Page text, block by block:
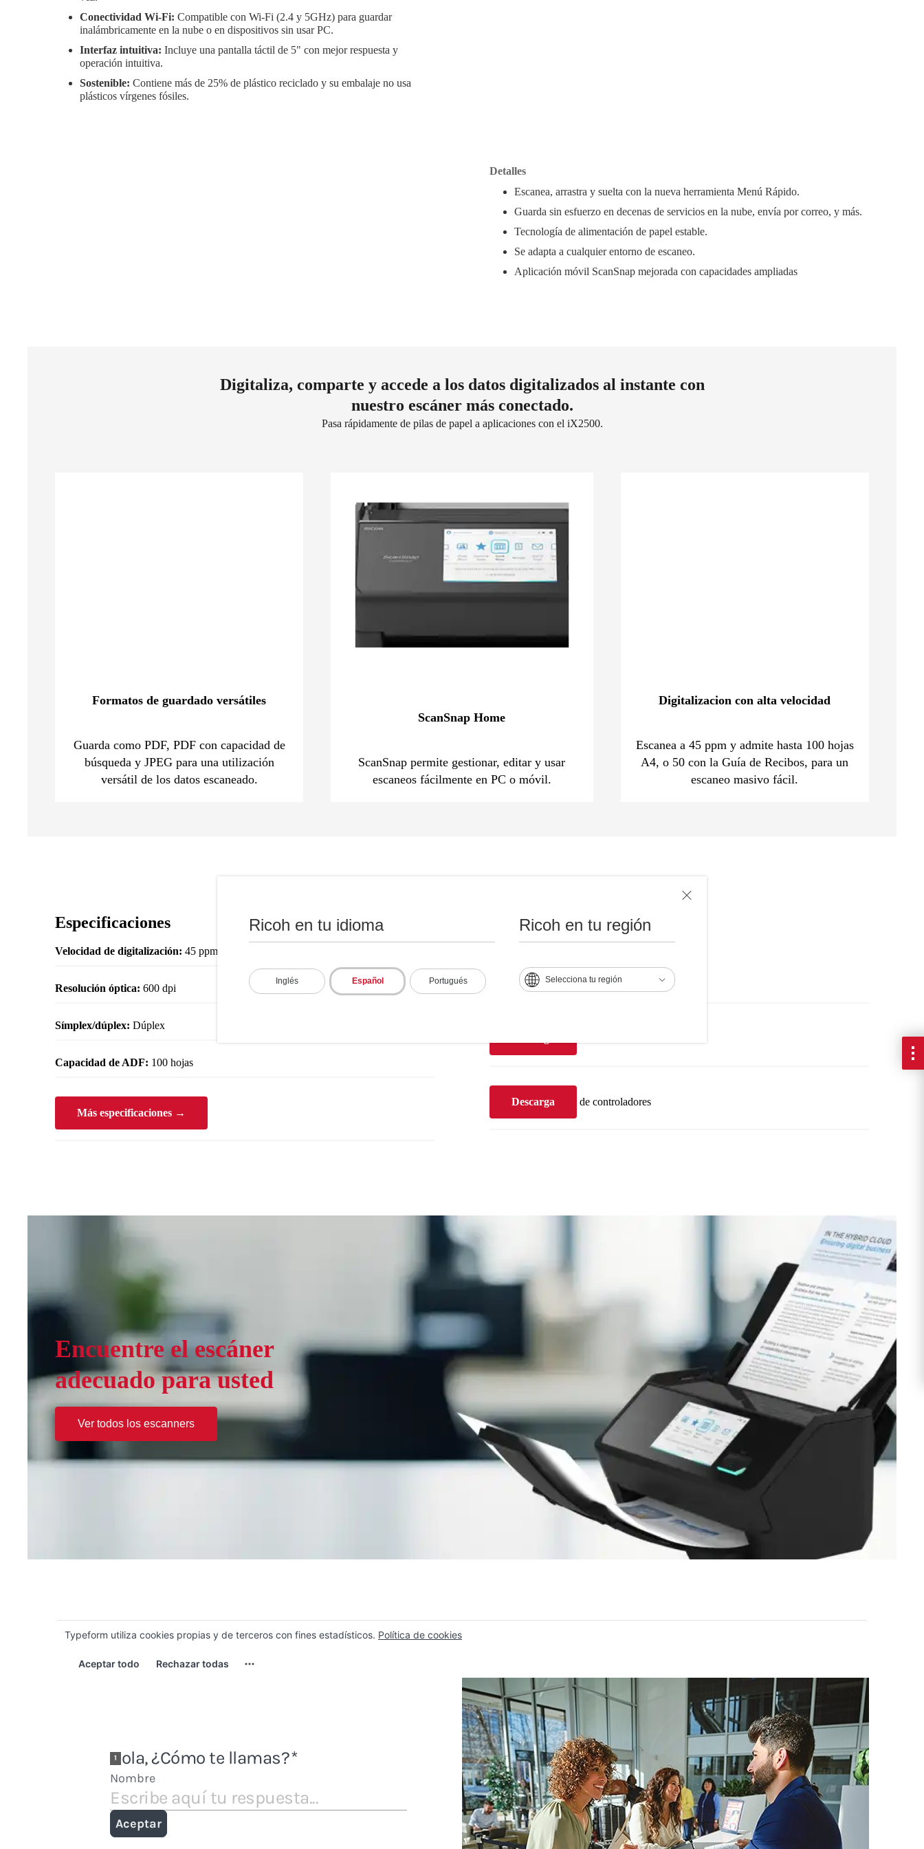
Ricoh en tu idioma
Inglés Español Portugués
Ricoh en tu región
Selecciona tu región
Conectividad Wi-Fi: Compatible con Wi-Fi (2.4 y 5GHz) para guardar
inalámbricamente en la nube o en dispositivos sin usar PC.
Interfaz intuitiva: Incluye una pantalla táctil de 5" con mejor respuesta y
operación intuitiva.
Sostenible: Contiene más de 25% de plástico reciclado y su embalaje no usa
plásticos vírgenes fósiles.
Detalles
Escanea, arrastra y suelta con la nueva herramienta Menú Rápido.
Guarda sin esfuerzo en decenas de servicios en la nube, envía por correo, y más.
Tecnología de alimentación de papel estable.
Se adapta a cualquier entorno de escaneo.
Aplicación móvil ScanSnap mejorada con capacidades ampliadas
Digitaliza, comparte y accede a los datos digitalizados al instante con
nuestro escáner más conectado.
Pasa rápidamente de pilas de papel a aplicaciones con el iX2500.
Formatos de guardado versátiles
Guarda como PDF, PDF con capacidad de
búsqueda y JPEG para una utilización
versátil de los datos escaneado.
ScanSnap Home
ScanSnap permite gestionar, editar y usar
escaneos fácilmente en PC o móvil.
Digitalizacion con alta velocidad
Escanea a 45 ppm y admite hasta 100 hojas
A4, o 50 con la Guía de Recibos, para un
escaneo masivo fácil.
Especificaciones
Velocidad de digitalización: 45 ppm / 90 ipm
Resolución óptica: 600 dpi
Símplex/dúplex: Dúplex
Capacidad de ADF: 100 hojas
Más especificaciones →
Soporte y descargas
Descargar hoja de datos
Descarga de controladores
Encuentre el escáner
adecuado para usted
Ver todos los escanners